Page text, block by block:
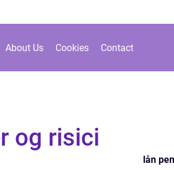
About Us Cookies Contact
og risici
lån